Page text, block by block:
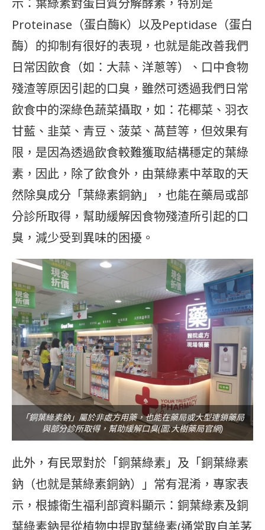
示：葉綠素對蛋白質分解酵素，特別是
Proteinase（蛋白酶K）以及Peptidase（蛋白
酶）的抑制有很好的表現，也就是能改善我們
日常因飲食（如：大蒜、洋蔥等）、口中食物
殘渣等原因引起的口臭，雖然可透過我們日常
飲食中的深綠色蔬菜攝取，如：花椰菜、羽衣
甘藍、韭菜、青豆、菠菜、萵苣等，但效果有
限，是因為透過飲食較難獲取結構穩定的葉綠
素，因此，除了飲食外，由葉綠素中萃取的天
然除臭成分「葉綠素銅鈉」，也能在藥局或部
分診所取得，幫助緩解因食物殘渣所引起的口
臭，減少受到異味的困擾。
「銅葉綠素鈉」屬於非處方用藥，也能在藥局或大型連鎖藥局
與部分診所取得，幫助緩解口臭(圖:大樹藥局官網)
此外，有民眾對於「銅葉綠素」及「銅葉綠素
鈉（也就是葉綠素銅鈉）」常有混淆，專家表
示，根據衛生福利部資料顯示：銅葉綠素及銅
葉綠素鈉是從植物中提取葉綠素(通常取自羊茅